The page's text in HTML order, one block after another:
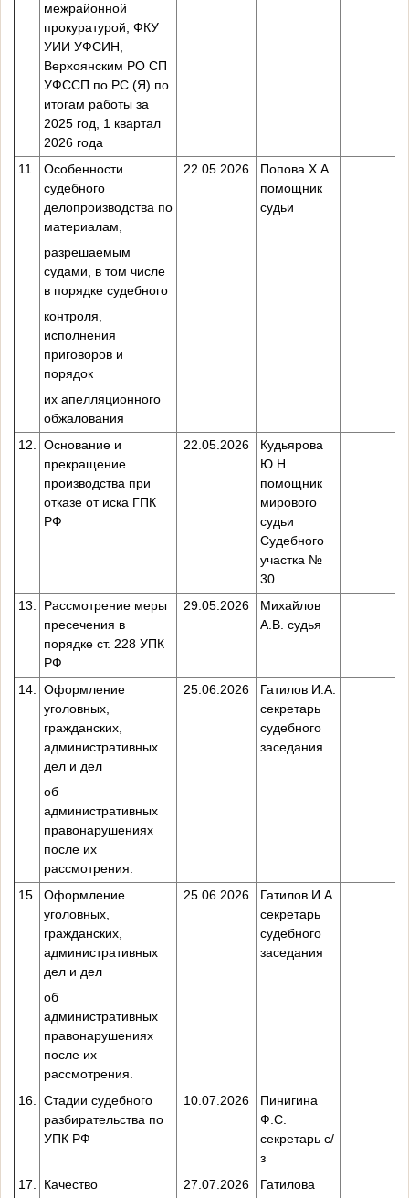
межрайонной
прокуратурой, ФКУ
УИИ УФСИН,
Верхоянским РО СП
УФССП по РС (Я) по
итогам работы за
2025 год, 1 квартал
2026 года
11.
Особенности
судебного
делопроизводства по
материалам,
разрешаемым
судами, в том числе
в порядке судебного
контроля,
исполнения
приговоров и
порядок
их апелляционного
обжалования
22.05.2026
Попова Х.А.
помощник
судьи
12. Основание и
прекращение
производства при
отказе от иска ГПК
РФ
22.05.2026
Кудьярова
Ю.Н.
помощник
мирового
судьи
Судебного
участка №
30
13.
Рассмотрение меры
пресечения в
порядке ст. 228 УПК
РФ
29.05.2026
Михайлов
А.В. судья
14. Оформление
уголовных,
гражданских,
административных
дел и дел
об
административных
правонарушениях
после их
рассмотрения.
25.06.2026
Гатилов И.А.
секретарь
судебного
заседания
15. Оформление
уголовных,
гражданских,
административных
дел и дел
об
административных
правонарушениях
после их
рассмотрения.
25.06.2026
Гатилов И.А.
секретарь
судебного
заседания
16. Стадии судебного
разбирательства по
УПК РФ
10.07.2026
Пинигина
Ф.С.
секретарь с/
з
17.
Качество
27.07.2026
Гатилова